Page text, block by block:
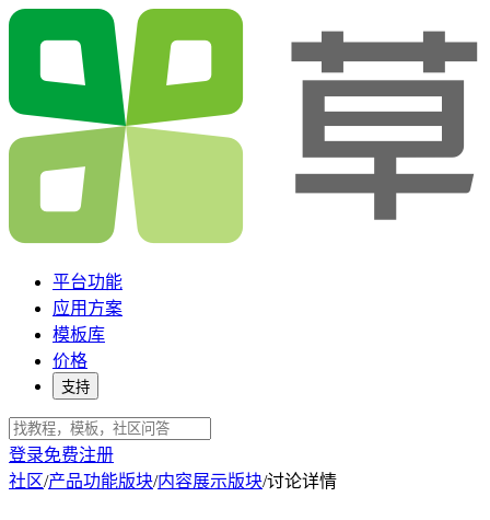
平台功能
应用方案
模板库
价格
支持
登录免费注册
社区/产品功能版块/内容展示版块/讨论详情